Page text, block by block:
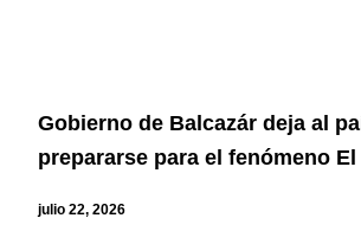
Gobierno de Balcazár deja al
prepararse para el fenómeno
julio 22, 2026